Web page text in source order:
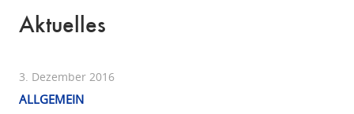
Aktuelles
3. Dezember 2016
ALLGEMEIN